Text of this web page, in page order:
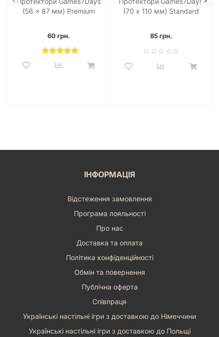
інструкції чи на коробці, щоб забезпечити максимально
щільне та зручне прилягання протектора.
тиждень
Назва бренду Games7Days говорить сама за себе — цей
захист готовий працювати для вас щодня без вихідних та
та безпечними для ігрових компонентів!
(56 x 87 мм) Premium
60 грн.
(70 х 110 мм) Standard
85 грн.
ІНФОРМАЦІЯ
Відстеження замовлення
Програма лояльності
Про нас
Доставка та оплата
Політика конфіденційності
Обмін та повернення
Публічна оферта
Співпраця
Українські настільні ігри з доставкою до Німеччини
Українські настільні ігри з доставкою до Польщі